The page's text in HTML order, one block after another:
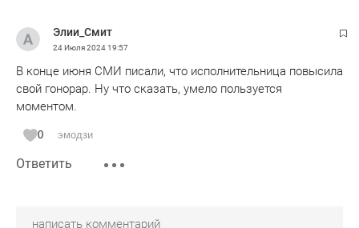
Элии_Смит
24 Июля 202419:57
В конце июня СМИ писали, что исполнительница повысила
свой гонорар. Ну что сказать, умело пользуется
моментом.
0 эмодзи
Ответить